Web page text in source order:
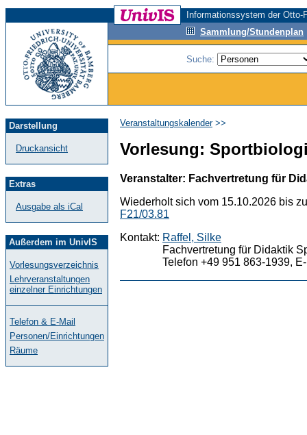
Informationssystem der
Sammlung/Stundenplan
Suche:
Darstellung
Druckansicht
Extras
Ausgabe als iCal
Außerdem im UnivIS
Vorlesungsverzeichnis
Lehrveranstaltungen
einzelner Einrichtungen
Telefon & E-Mail
Personen/Einrichtungen
Räume
Veranstaltungskalender>>
Vorlesung:
Veranstalter: Fachvertretung für
Wiederholt sich vom 15.10.2026 bis
F21/03.81
Kontakt: Raffel, Silke
Fachvertretung für Didaktik
Telefon +49 951 863-1939,